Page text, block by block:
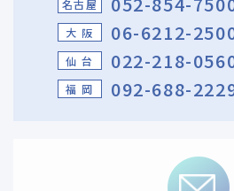
名古屋
大 阪 06-6212-
仙 台 022-218-
福 岡 092-688-